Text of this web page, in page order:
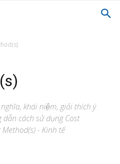
khái niệm, giải thích ý
cách sử dụng Cost
- Kinh tế